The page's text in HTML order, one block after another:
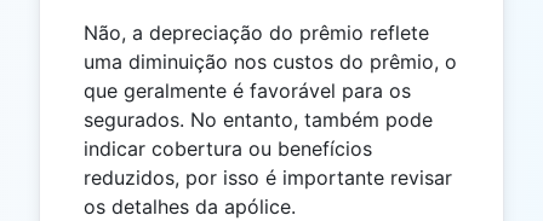
Não, a depreciação do prêmio reflete
uma diminuição nos custos do prêmio, o
que geralmente é favorável para os
segurados. No entanto, também pode
indicar cobertura ou benefícios
reduzidos, por isso é importante revisar
os detalhes da apólice.